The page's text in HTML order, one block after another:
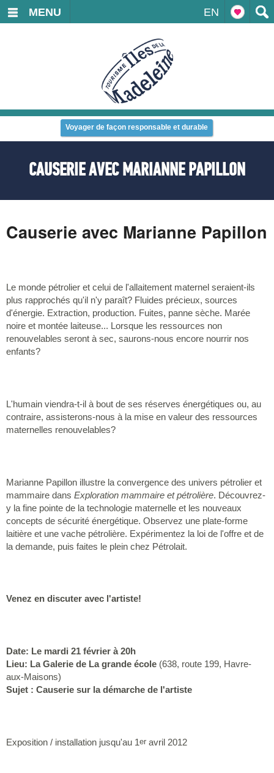
EN
MENU
Voyager de façon responsable et durable
CAUSERIE AVEC MARIANNE PAPILLON
Causerie avec Marianne Papillon
Le monde pétrolier et celui de l'allaitement maternel seraient-ils
plus rapprochés qu'il n'y paraît? Fluides précieux, sources
d'énergie. Extraction, production. Fuites, panne sèche. Marée
noire et montée laiteuse... Lorsque les ressources non
renouvelables seront à sec, saurons-nous encore nourrir nos
enfants?
L'humain viendra-t-il à bout de ses réserves énergétiques ou, au
contraire, assisterons-nous à la mise en valeur des ressources
maternelles renouvelables?
Marianne Papillon illustre la convergence des univers pétrolier et
mammaire dans Exploration mammaire et pétrolière. Découvrez-
y la fine pointe de la technologie maternelle et les nouveaux
concepts de sécurité énergétique. Observez une plate-forme
laitière et une vache pétrolière. Expérimentez la loi de l'offre et de
la demande, puis faites le plein chez Pétrolait.
Venez en discuter avec l'artiste!
Date: Le mardi 21 février à 20h
Lieu: La Galerie de La grande école (638, route 199, Havre-
aux-Maisons)
Sujet : Causerie sur la démarche de l'artiste
Exposition / installation jusqu'au 1er avril 2012